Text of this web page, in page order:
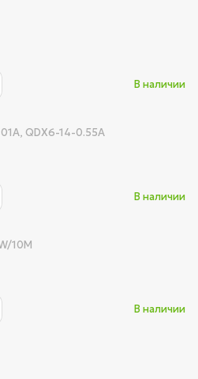
В наличии
QDX6-14-0.55A
В наличии
10M
В наличии